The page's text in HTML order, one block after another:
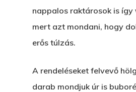
nappalos raktárosok is így
mert azt mondani, hogy
erős túlzás.
A rendeléseket felvevő
darab mondjuk úr is